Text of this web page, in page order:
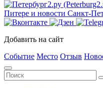
Добавить на сайт
Событие Место Отзыв